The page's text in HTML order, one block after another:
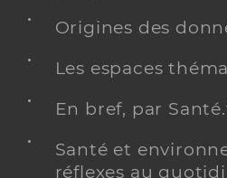
Origines des
Les espaces
En bref, par
Santé et
réflexes au